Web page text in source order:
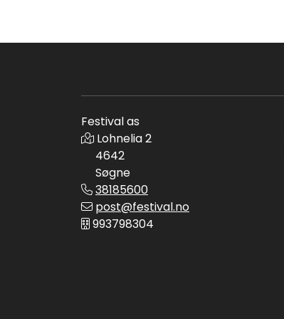
Festival as
Lohnelia 2
4642
Søgne
38185600
post@festival.no
993798304